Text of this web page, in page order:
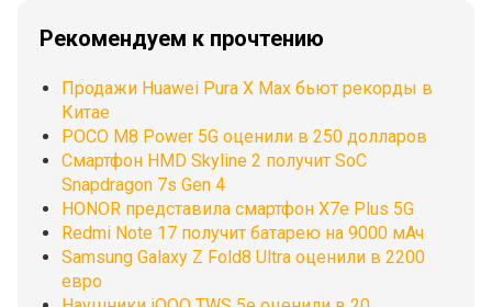
Рекомендуем к прочтению
Продажи Huawei Pura X Max бьют рекорды в
Китае
POCO M8 Power 5G оценили в 250 долларов
Смартфон HMD Skyline 2 получит SoC
Snapdragon 7s Gen 4
HONOR представила смартфон X7e Plus 5G
Redmi Note 17 получит батарею на 9000 мАч
Samsung Galaxy Z Fold8 Ultra оценили в 2200
евро